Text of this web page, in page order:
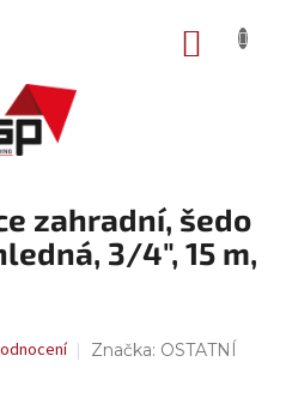
zahradní, šedo
3/4", 15 m,
Značka: OSTATNÍ